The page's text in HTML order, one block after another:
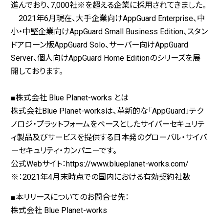
進んでおり、7,000社※を超える企業に採用されてきました。
2021年6月現在、大手企業向けAppGuard Enterprise、中
小・中堅企業向けAppGuard Small Business Edition、スタン
ドアローン版AppGuard Solo、サーバー向けAppGuard
Server、個人向けAppGuard Home Editionのシリーズを展
開しております。
■株式会社 Blue Planet-works とは
株式会社Blue Planet-worksは、革新的な「AppGuard」テク
ノロジ・プラットフォームをベースとしたサイバーセキュリテ
ィ製品及びサービスを提供する日本発のグローバル・サイバ
ーセキュリティ・カンパニーです。
公式Webサイト：https://www.blueplanet-works.com/
※：2021年4月末時点での国内における有効契約社数
■本リリースについてのお問合せ先：
株式会社 Blue Planet-works